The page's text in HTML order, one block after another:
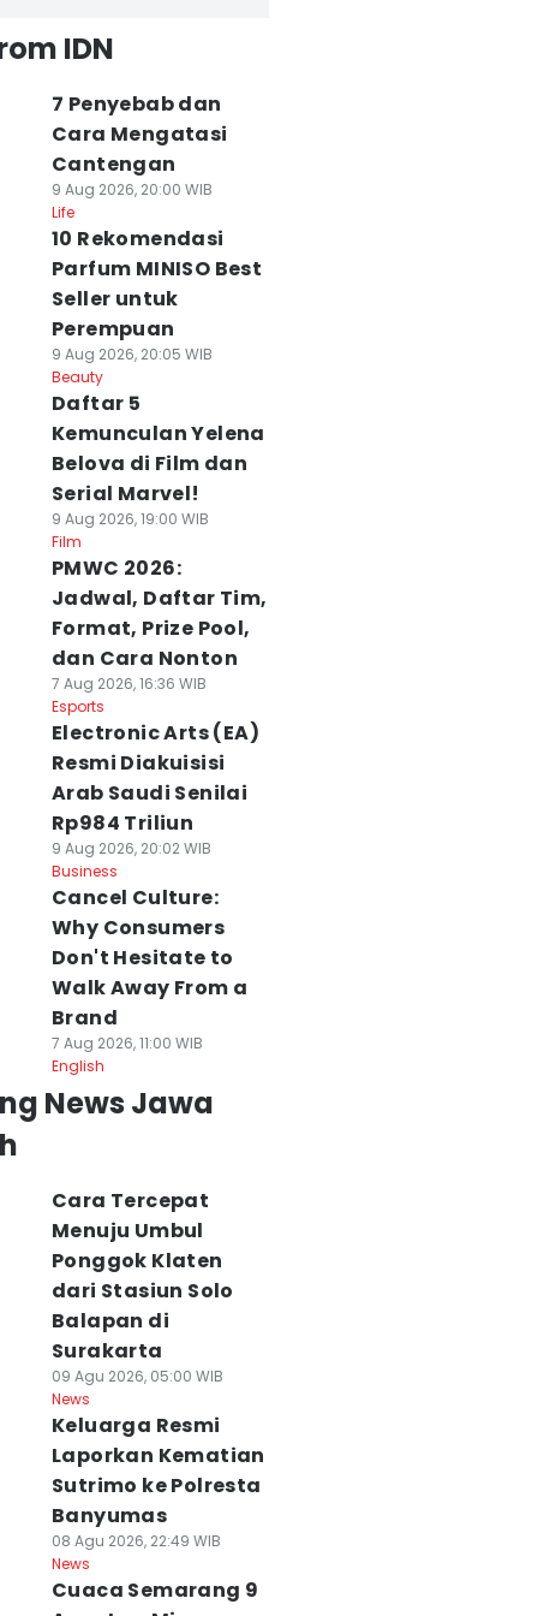
IDN
7 Penyebab dan
Cara Mengatasi
Cantengan
9 Aug 2026, 20:00 WIB
Life
10 Rekomendasi
Parfum MINISO Best
Seller untuk
Perempuan
9 Aug 2026, 20:05 WIB
Beauty
Daftar 5
Kemunculan Yelena
Belova di Film dan
Serial Marvel!
9 Aug 2026, 19:00 WIB
Film
PMWC 2026:
Jadwal, Daftar Tim,
Format, Prize Pool,
dan Cara Nonton
7 Aug 2026, 16:36 WIB
Esports
Electronic Arts (EA)
Resmi Diakuisisi
Arab Saudi Senilai
Rp984 Triliun
9 Aug 2026, 20:02 WIB
Business
Cancel Culture:
Why Consumers
Don't Hesitate to
Walk Away From a
Brand
7 Aug 2026, 11:00 WIB
English
News Jawa
Cara Tercepat
Menuju Umbul
Ponggok Klaten
dari Stasiun Solo
Balapan di
Surakarta
09 Agu 2026, 05:00 WIB
News
Keluarga Resmi
Laporkan Kematian
Sutrimo ke Polresta
Banyumas
08 Agu 2026, 22:49 WIB
News
Cuaca Semarang 9